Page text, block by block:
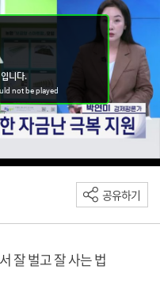
공유하기
잘 벌고 잘 사는 법